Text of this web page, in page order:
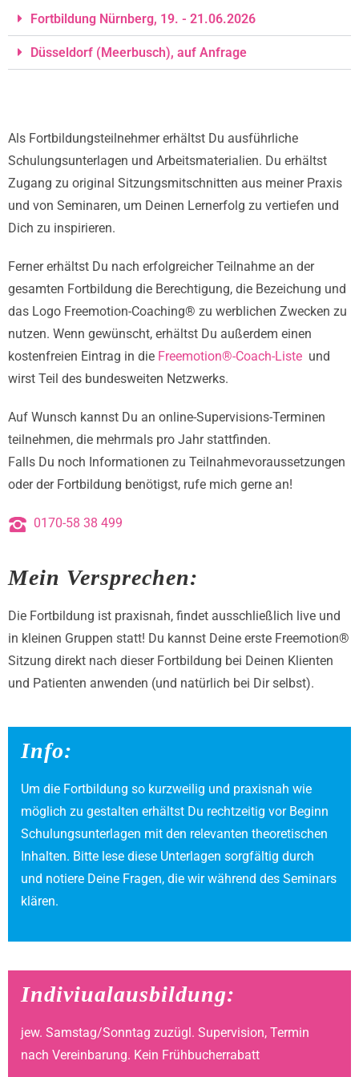
Fortbildung Nürnberg, 19. - 21.06.2026
Düsseldorf (Meerbusch), auf Anfrage
Als Fortbildungsteilnehmer erhältst Du ausführliche
Schulungsunterlagen und Arbeitsmaterialien. Du erhältst
Zugang zu original Sitzungsmitschnitten aus meiner Praxis
und von Seminaren, um Deinen Lernerfolg zu vertiefen und
Dich zu inspirieren.
Ferner erhältst Du nach erfolgreicher Teilnahme an der
gesamten Fortbildung die Berechtigung, die Bezeichung und
das Logo Freemotion-Coaching® zu werblichen Zwecken zu
nutzen. Wenn gewünscht, erhältst Du außerdem einen
kostenfreien Eintrag in die Freemotion®-Coach-Liste und
wirst Teil des bundesweiten Netzwerks.
Auf Wunsch kannst Du an online-Supervisions-Terminen
teilnehmen, die mehrmals pro Jahr stattfinden.
Falls Du noch Informationen zu Teilnahmevoraussetzungen
oder der Fortbildung benötigst, rufe mich gerne an!
0170-58 38 499
Mein Versprechen:
Die Fortbildung ist praxisnah, findet ausschließlich live und
in kleinen Gruppen statt! Du kannst Deine erste Freemotion®
Sitzung direkt nach dieser Fortbildung bei Deinen Klienten
und Patienten anwenden (und natürlich bei Dir selbst).
Info:
Um die Fortbildung so kurzweilig und praxisnah wie
möglich zu gestalten erhältst Du rechtzeitig vor Beginn
Schulungsunterlagen mit den relevanten theoretischen
Inhalten. Bitte lese diese Unterlagen sorgfältig durch
und notiere Deine Fragen, die wir während des Seminars
klären.
Indiviualausbildung:
jew. Samstag/Sonntag zuzügl. Supervision, Termin
nach Vereinbarung. Kein Frühbucherrabatt